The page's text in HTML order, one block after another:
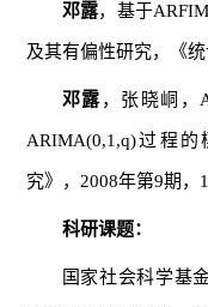
邓露，基于
及其有偏性研究，《统
邓露，张晓峒
ARIMA(0,1,q)过程
究》，2008年第9期，
科研课题：
国家社会科学基